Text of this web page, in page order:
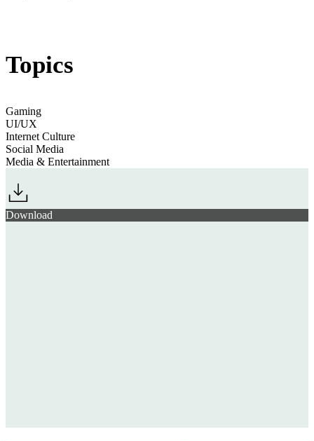
Topics
Gaming
UI/UX
Internet Culture
Social Media
Media & Entertainment
Download